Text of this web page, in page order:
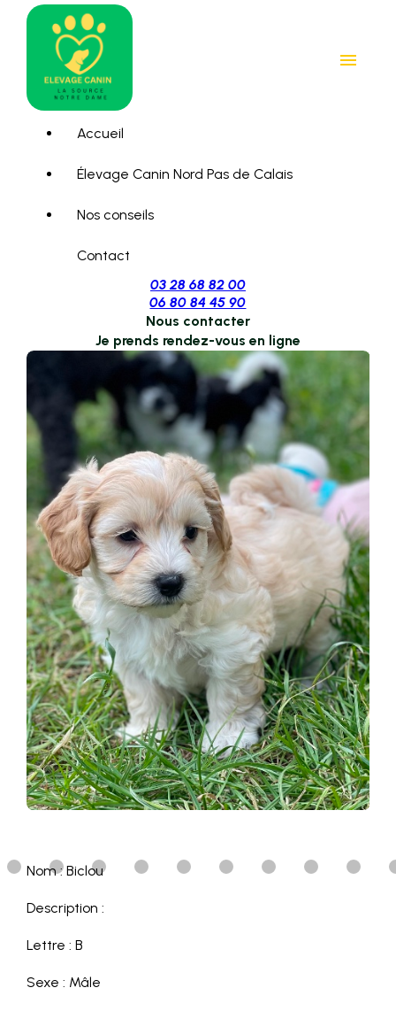
menu
Accueil
Élevage Canin Nord Pas de Calais
Nos conseils
Contact
03 28 68 82 00
06 80 84 45 90
Nous contacter
Je prends rendez-vous en ligne
Nom : Biclou
Description :
Lettre : B
Sexe : Mâle
Panneau de gestion des cookies